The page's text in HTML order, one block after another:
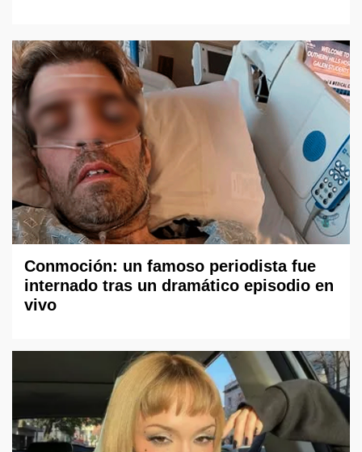
Conmoción: un famoso periodista fue
internado tras un dramático episodio en
vivo